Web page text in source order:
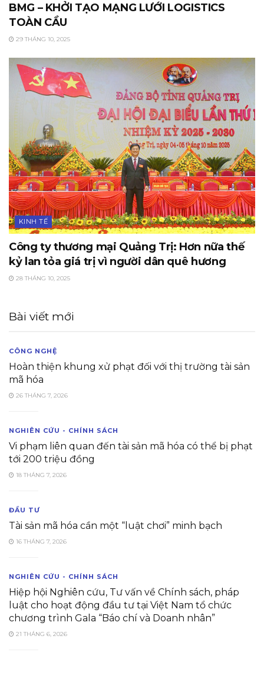
BMG – KHỞI TẠO MẠNG LƯỚI LOGISTICS
TOÀN CẦU
29 THÁNG 10, 2025
KINH TẾ
Công ty thương mại Quảng Trị: Hơn nữa thế
kỷ lan tỏa giá trị vì người dân quê hương
28 THÁNG 10, 2025
Bài viết mới
CÔNG NGHỆ
Hoàn thiện khung xử phạt đối với thị trường tài sản
mã hóa
26 THÁNG 7, 2026
NGHIÊN CỨU - CHÍNH SÁCH
Vi phạm liên quan đến tài sản mã hóa có thể bị phạt
tới 200 triệu đồng
18 THÁNG 7, 2026
ĐẦU TƯ
Tài sản mã hóa cần một “luật chơi” minh bạch
16 THÁNG 7, 2026
NGHIÊN CỨU - CHÍNH SÁCH
Hiệp hội Nghiên cứu, Tư vấn về Chính sách, pháp
luật cho hoạt động đầu tư tại Việt Nam tổ chức
chương trình Gala “Báo chí và Doanh nhân”
21 THÁNG 6, 2026